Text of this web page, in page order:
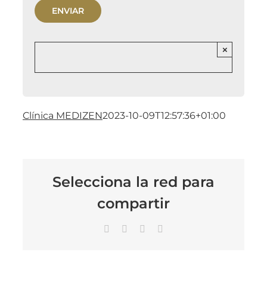
×
Clínica MEDIZEN2023-10-09T12:57:36+01:00
Selecciona la red para
compartir
Facebook LinkedIn